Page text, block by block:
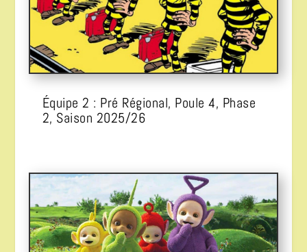
Équipe 2 : Pré Régional, Poule 4, Phase
2, Saison 2025/26